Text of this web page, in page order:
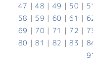
47 | 48 | 49 | 50 |
58 | 59 | 60 | 61 |
69 | 70 | 71 | 72 |
80 | 81 | 82 | 83 |